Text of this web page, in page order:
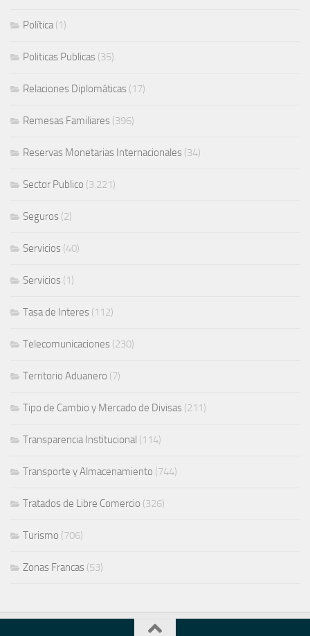
Política (1)
Politicas Publicas (35)
Relaciones Diplomáticas (17)
Remesas Familiares (396)
Reservas Monetarias Internacionales (34)
Sector Publico (3.221)
Seguros (2)
Servicios (40)
Servicios (1)
Tasa de Interes (112)
Telecomunicaciones (230)
Territorio Aduanero (7)
Tipo de Cambio y Mercado de Divisas (211)
Transparencia Institucional (114)
Transporte y Almacenamiento (744)
Tratados de Libre Comercio (326)
Turismo (706)
Zonas Francas (53)